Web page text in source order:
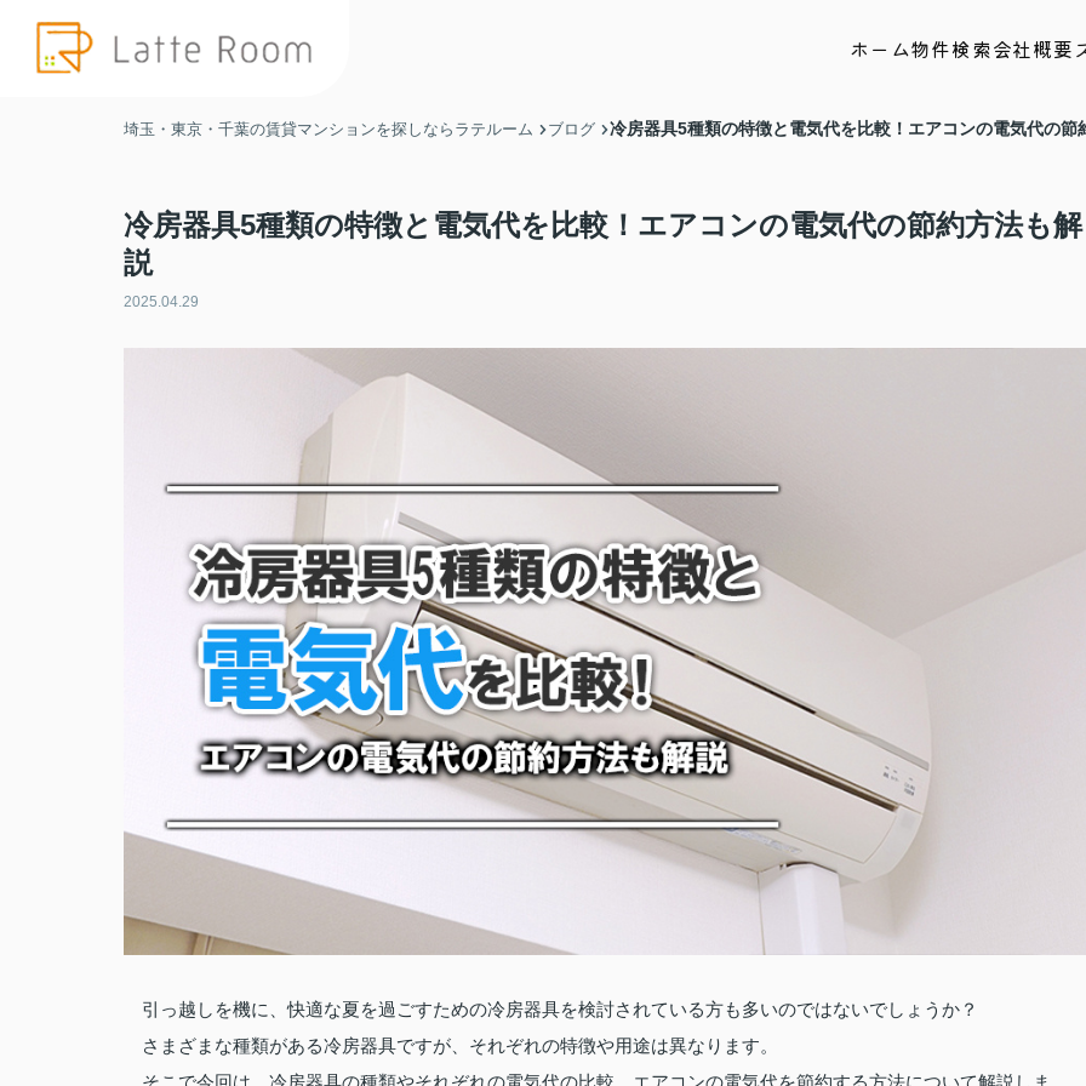
ホーム物件検索会社概要
埼玉・東京・千葉の賃貸マンションを探しならラテルーム ブログ 冷房器具5種類の特徴と電気代を比較！エアコンの電気代の節
冷房器具5種類の特徴と電気代を比較！エアコンの電気代の節約方法も解
説
2025.04.29
引っ越しを機に、快適な夏を過ごすための冷房器具を検討されている方も多いのではないでしょうか？
さまざまな種類がある冷房器具ですが、それぞれの特徴や用途は異なります。
そこで今回は、冷房器具の種類やそれぞれの電気代の比較、エアコンの電気代を節約する方法について解説しま